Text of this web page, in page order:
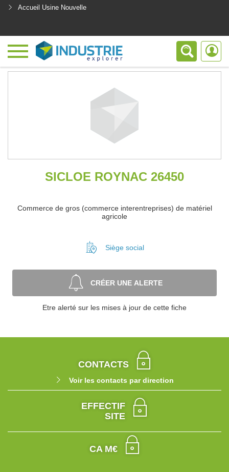
Accueil Usine Nouvelle
SICLOE ROYNAC 26450
Commerce de gros (commerce interentreprises) de matériel
agricole
Siège social
CRÉER UNE ALERTE
Etre alerté sur les mises à jour de cette fiche
CONTACTS
Voir les contacts par direction
EFFECTIF
SITE
CA M€